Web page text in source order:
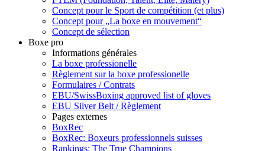
Concept pour le Sport de compétition (et plus)
Concept pour „La boxe en mouvement“
Concept de sélection
Boxe pro
Informations générales
La boxe professionelle
Règlement sur la boxe professionelle
Formulaires / Contrats
EBU/SwissBoxing approved list of gloves
EBU Silver Belt / Règlement
Pages externes
BoxRec
BoxRec: Boxeurs professionnels suisses
Rankings: The True Champions